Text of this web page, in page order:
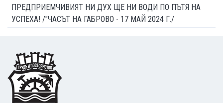
ПРЕДПРИЕМЧИВИЯТ НИ ДУХ ЩЕ НИ ВОДИ ПО ПЪТЯ НА
УСПЕХА! /"ЧАСЪТ НА ГАБРОВО - 17 МАЙ 2024 Г./
Footer